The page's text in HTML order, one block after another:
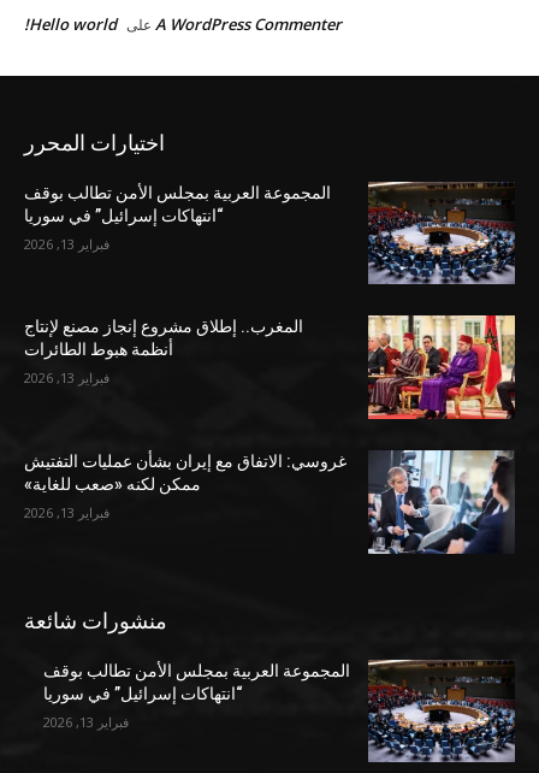
A WordPress Commenter على Hello world!
اختيارات المحرر
المجموعة العربية بمجلس الأمن تطالب بوقف
“انتهاكات إسرائيل” في سوريا
فبراير 13, 2026
المغرب.. إطلاق مشروع إنجاز مصنع لإنتاج
أنظمة هبوط الطائرات
فبراير 13, 2026
غروسي: الاتفاق مع إيران بشأن عمليات التفتيش
ممكن لكنه «صعب للغاية»
فبراير 13, 2026
منشورات شائعة
المجموعة العربية بمجلس الأمن تطالب بوقف
“انتهاكات إسرائيل” في سوريا
فبراير 13, 2026